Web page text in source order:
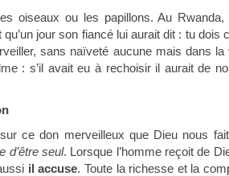
oiseaux ou les papillons. Au Rwanda,
jour son fiancé lui aurait dit : tu dois
sans naïveté aucune mais dans la
: s’il avait eu à rechoisir il aurait de
ce don merveilleux que Dieu nous
d’être seul. Lorsque l’homme reçoit de
il accuse. Toute la richesse et la